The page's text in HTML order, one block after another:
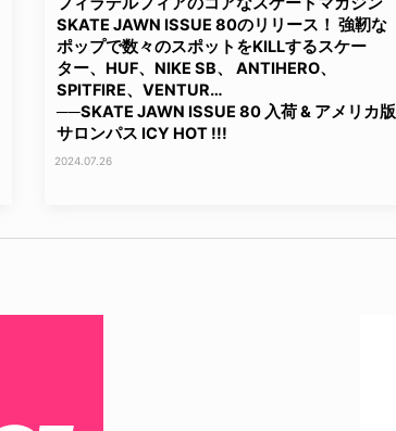
SKATE JAWN ISSUE 80のリリース！ 強靭な
ポップで数々のスポットをKILLするスケー
ター、HUF、NIKE SB、 ANTIHERO、
SPITFIRE、VENTUR…
──SKATE JAWN ISSUE 80 入荷 & アメリカ版
サロンパス ICY HOT !!!
2024.07.26